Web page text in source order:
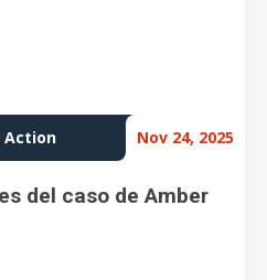
Action Nov 24, 2025
del caso de Amber